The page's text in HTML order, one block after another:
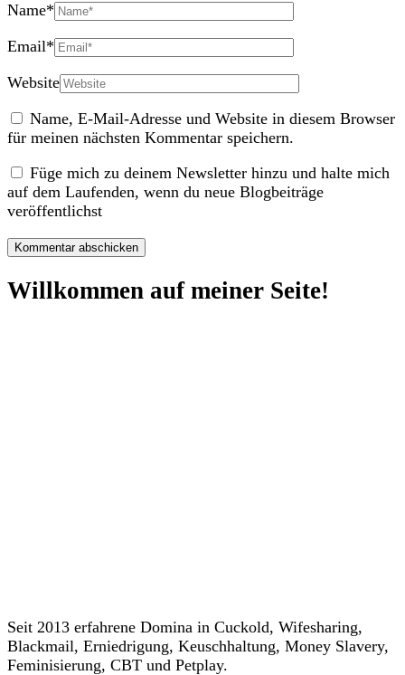
Name*
Email*
Website
Name, E-Mail-Adresse und Website in diesem Browser
für meinen nächsten Kommentar speichern.
Füge mich zu deinem Newsletter hinzu und halte mich
auf dem Laufenden, wenn du neue Blogbeiträge
veröffentlichst
Willkommen auf meiner Seite!
Seit 2013 erfahrene Domina in Cuckold, Wifesharing,
Blackmail, Erniedrigung, Keuschhaltung, Money Slavery,
Feminisierung, CBT und Petplay.